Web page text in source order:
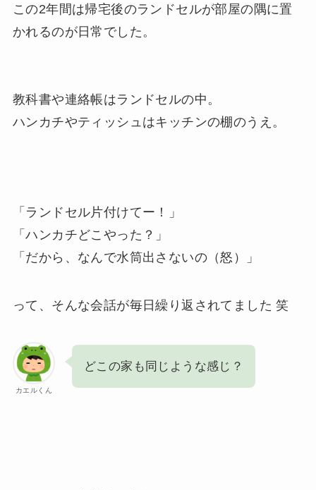
この2年間は帰宅後のランドセルが部屋の隅に置
かれるのが日常でした。
教科書や連絡帳はランドセルの中。
ハンカチやティッシュはキッチンの棚のうえ。
「ランドセル片付けてー！」
「ハンカチどこやった？」
「だから、なんで水筒出さないの（怒）」
って、そんな会話が毎日繰り返されてました 笑
カエルくん
どこの家も同じような感じ？